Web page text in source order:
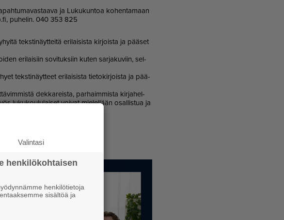
ja Lu­ku­kun­toa ko­hen­ta­maan
pu­he­lin. 040 353 825
teks­ti­näyt­tei­tä eri­lai­sis­ta kir­jois­ta ja pää­set
eri­lai­siin so­vi­tuk­siin ku­ten sar­ja­ku­viin, sel­
teks­ti­näyt­teet eri­lai­sis­ta tie­to­kir­jois­ta ja pää­
dek­ka­reis­ta, par­haim­mis­ta kir­ja­hel­
lu­ku­kou­lu­lai­set voi­vat mie­lel­lään osal­lis­tua ja
Valintasi
henkilökohtaisen
henkilötietoja
sisältöä ja